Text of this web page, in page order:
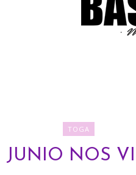
TOGA
JUNIO NOS